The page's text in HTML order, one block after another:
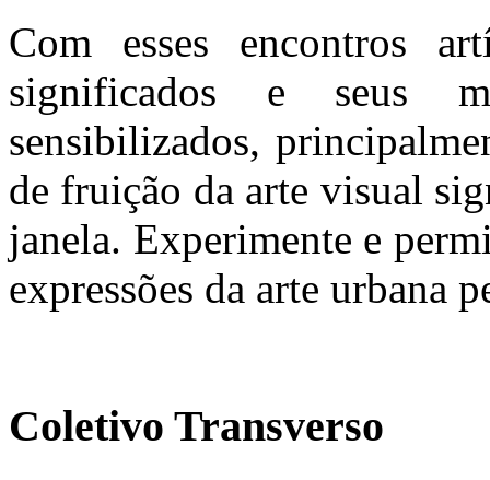
Com esses encontros
significados e seus
sensibilizados,
de fruição da arte visual
janela. Experimente e
expressões da arte urbana
Coletivo Transverso